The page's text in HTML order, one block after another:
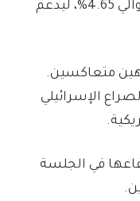
سنوات بنحو 13 نقطة أساس إلى حوالي 4.65%، ليدعم
متعاكسين.
الإسرائيلي
في الجلسة